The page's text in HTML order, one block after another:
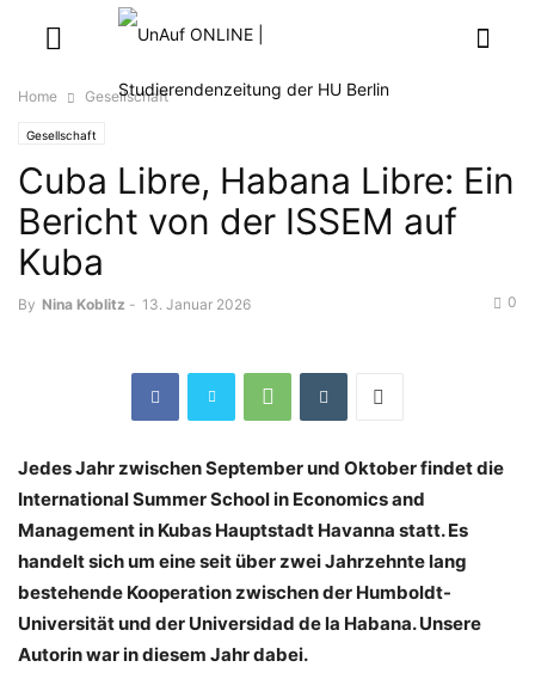
Home Gesellschaft
Gesellschaft
Cuba Libre, Habana Libre: Ein
Bericht von der ISSEM auf
Kuba
By Nina Koblitz - 13. Januar 2026 0
Jedes Jahr zwischen September und Oktober findet die
International Summer School in Economics and
Management in Kubas Hauptstadt Havanna statt. Es
handelt sich um eine seit über zwei Jahrzehnte lang
bestehende Kooperation zwischen der Humboldt-
Universität und der Universidad de la Habana. Unsere
Autorin war in diesem Jahr dabei.